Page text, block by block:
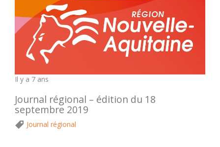
Il y a 7 ans
Journal régional – édition du 18
septembre 2019
Journal régional